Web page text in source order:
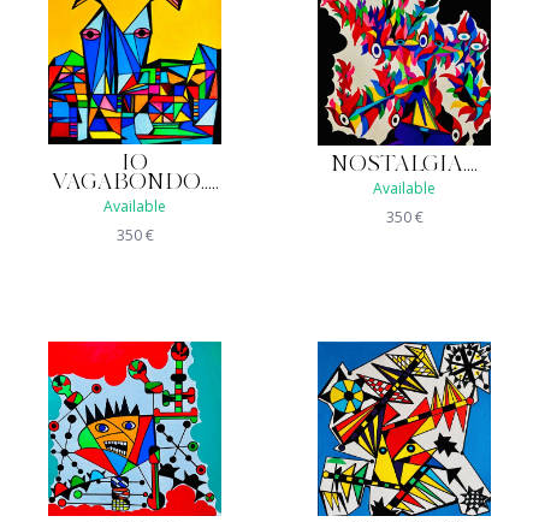
IO
VAGABONDO.....
Available
350€
NOSTALGIA....
Available
350€